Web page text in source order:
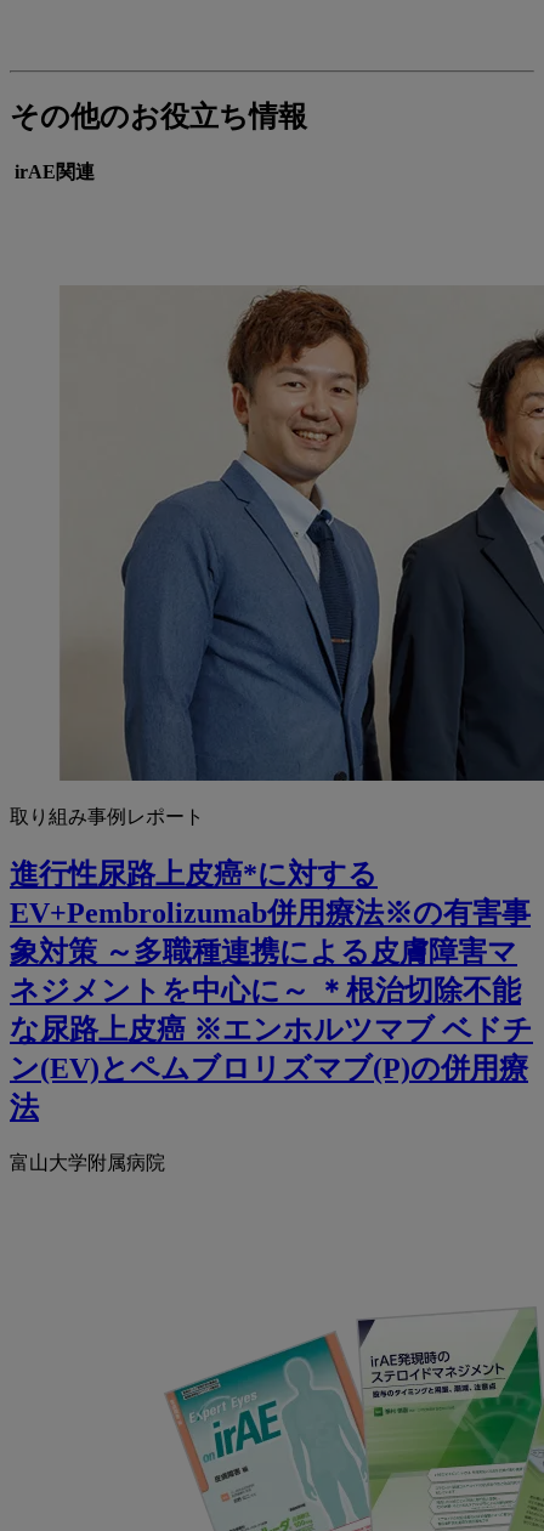
その他のお役立ち情報
irAE関連
取り組み事例レポート
進行性尿路上皮癌*に対する
EV+Pembrolizumab併用療法※の有害事
象対策 ～多職種連携による皮膚障害マ
ネジメントを中心に～ ＊根治切除不能
な尿路上皮癌 ※エンホルツマブ ベドチ
ン(EV)とペムブロリズマブ(P)の併用療
法
富山大学附属病院